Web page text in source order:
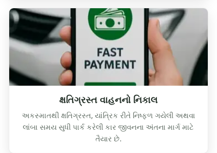
ક્ષતિગ્રસ્ત વાહનનો નિકાલ
અકસ્માતથી ક્ષતિગ્રસ્ત, યાંત્રિક રીતે નિષ્ફળ ગયેલી અથવા
લાંબા સમય સુધી પાર્ક કરેલી કાર જીવનના અંતના માર્ગ માટે
તૈયાર છે.